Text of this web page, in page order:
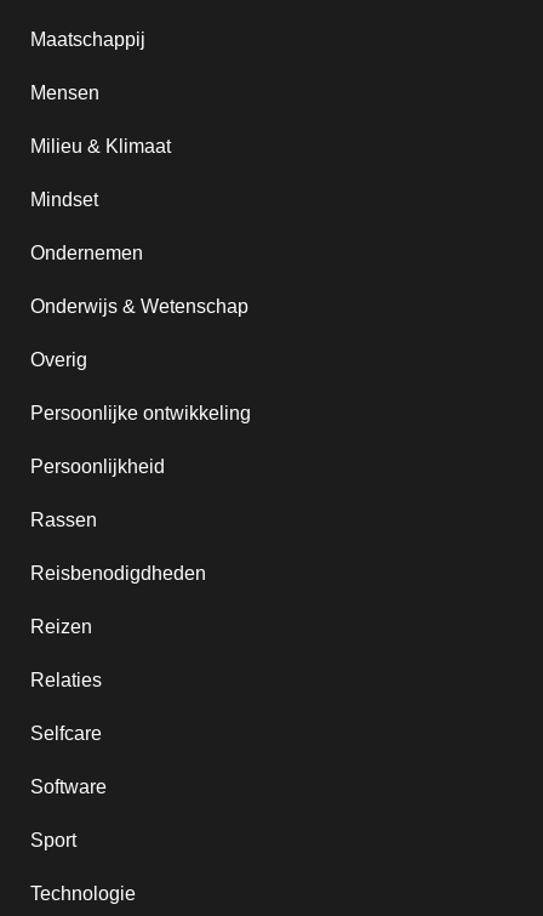
Maatschappij
Mensen
Milieu & Klimaat
Mindset
Ondernemen
Onderwijs & Wetenschap
Overig
Persoonlijke ontwikkeling
Persoonlijkheid
Rassen
Reisbenodigdheden
Reizen
Relaties
Selfcare
Software
Sport
Technologie